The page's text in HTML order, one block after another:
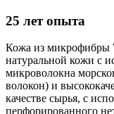
25 лет опыта
Кожа из микрофибры
натуральной кожи с
микроволокна
волокон) и
качестве сырья, с
перфорированного